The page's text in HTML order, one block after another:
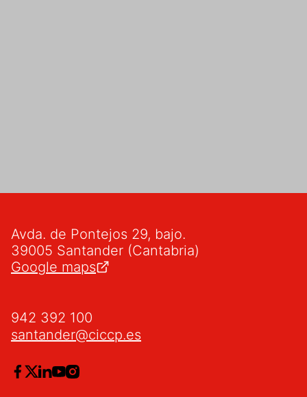
Avda. de Pontejos 29, bajo.
39005 Santander (Cantabria)
Google maps
942 392 100
santander@ciccp.es